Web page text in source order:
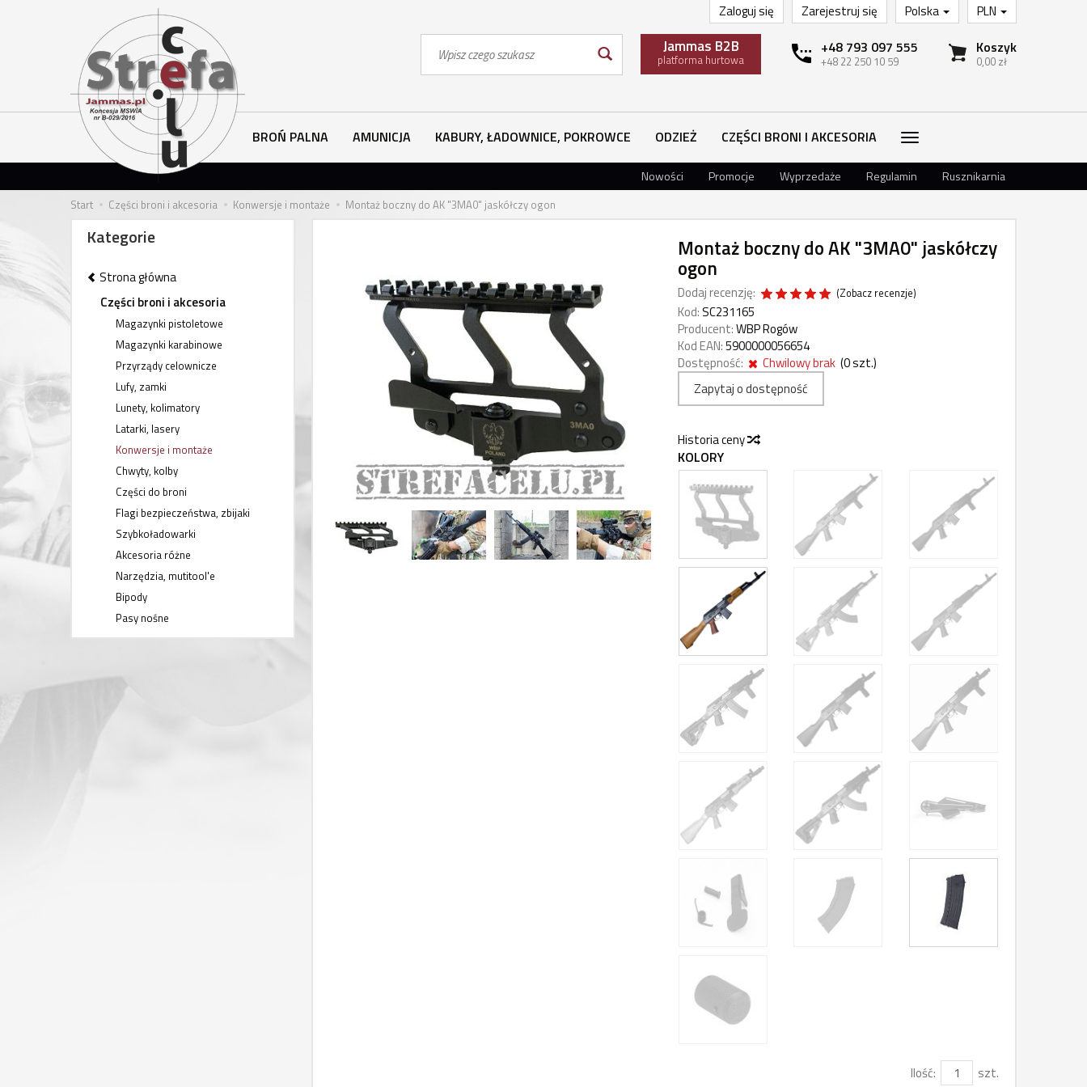
PLN
Polska
Zarejestruj się
Zaloguj się
Koszyk
0,00 zł
+48 793 097 555
+48 22 250 10 59
Jammas B2B
platforma hurtowa
BROŃ PALNA AMUNICJA KABURY, ŁADOWNICE, POKROWCE ODZIEŻ CZĘŚCI BRONI I AKCESORIA
Nowości Promocje Wyprzedaże Regulamin Rusznikarnia
Start Części broni i akcesoria Konwersje i montaże Montaż boczny do AK "3MA0" jaskółczy ogon
Montaż boczny do AK "3MA0" jaskółczy
ogon
Dodaj recenzję: (Zobacz recenzje)
Kod:SC231165
Producent:WBP Rogów
Kod EAN:5900000056654
Dostępność:
Chwilowy brak (0szt.)
Zapytaj o dostępność
Historia ceny
KOLORY
Ilość: szt.
Kategorie
Strona główna
Części broni i akcesoria
Magazynki pistoletowe
Magazynki karabinowe
Przyrządy celownicze
Lufy, zamki
Lunety, kolimatory
Latarki, lasery
Konwersje i montaże
Chwyty, kolby
Części do broni
Flagi bezpieczeństwa, zbijaki
Szybkoładowarki
Akcesoria różne
Narzędzia, mutitool'e
Bipody
Pasy nośne